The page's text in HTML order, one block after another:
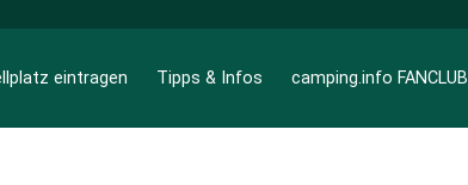
eintragen Tipps & Infos camping.info FANCLUB